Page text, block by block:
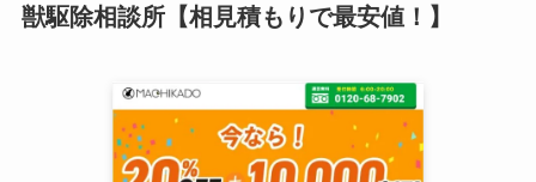
獣駆除相談所【相見積もりで最安値！】